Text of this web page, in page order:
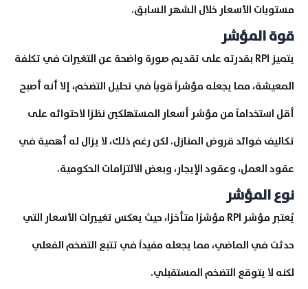
مستويات الأسعار خلال الشهر السابق.
قوة المؤشر
يتميز RPI بقدرته على تقديم صورة واضحة عن التغيرات في تكلفة
المعيشة، مما يجعله مؤشراً قوياً في تحليل التضخم، إلا أنه أصبح
أقل استخداماً من مؤشر أسعار المستهلكين نظرًا لاحتوائه على
تكاليف فوائد قروض المنازل. لكن رغم ذلك، لا يزال له أهمية في
عقود العمل، وعقود الإيجار، وبعض الالتزامات الحكومية.
نوع المؤشر
يُعتبر مؤشر RPI مؤشرًا متأخرًا، حيث يعكس تغييرات الأسعار التي
حدثت في الماضي، مما يجعله مفيداً في تتبع التضخم الفعلي
لكنه لا يتوقع التضخم المستقبلي.